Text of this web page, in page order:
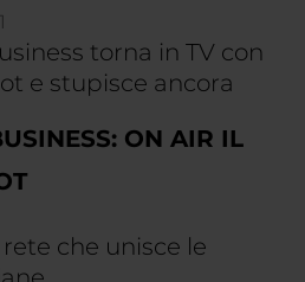
torna in TV con
e stupisce ancora
ON AIR IL
che unisce le